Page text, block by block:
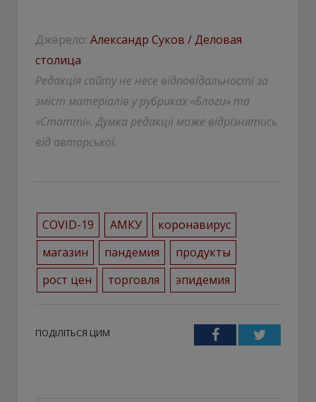
Джерело: Александр Суков / Деловая
столица
Редакція сайту не несе відповідальності за
зміст матеріалів у рубриках «Блоги» та
«Статті». Думка редакції може відрізнятись
від авторської.
COVID-19 АМКУ
коронавирус
магазин
пандемия
продукты
рост цен
торговля эпидемия
ПОДІЛІТЬСЯ ЦИМ FacebookTwitter